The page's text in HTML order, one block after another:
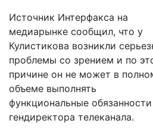
Источник Интерфакса на
медиарынке сообщил, что у
Кулистикова возникли
проблемы со зрением и по
причине он не может в
объеме выполнять
функциональные обязанности
гендиректора телеканала.